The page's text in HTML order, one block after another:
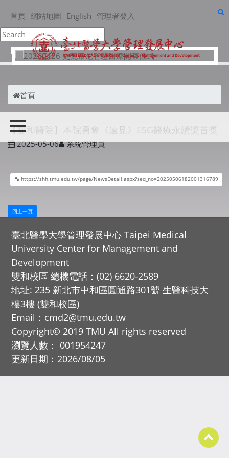
首頁 網站地圖 English 管理者登入
Toggle navigation
首頁
【雙和醫院】本院勇奪《遠見》ESG醫療永續獎首獎
2025-05-06 系統管理員
https://shh.tmu.edu.tw/page/NewsDetail.aspx?seq_no=20250506182001316789
臺北醫學大學管理發展中心 Taipei Medical
University Center for Management and
Development
雙和校區 總機電話：(02) 6620-2589
地址: 235 新北市中和區圓通路301號 生醫科技大
樓3樓 (雙和校區)
Email：cmd2@tmu.edu.tw
Copyright© 2019 TMU All rights reserved
瀏覽人數： 001954247
更新日期：2026/08/05